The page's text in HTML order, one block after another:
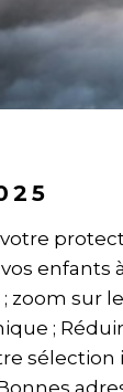
enfants
zoom sur
;